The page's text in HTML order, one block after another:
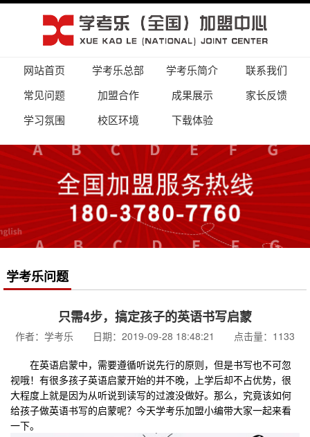
网站首页 学考乐总部 学考乐简介
联系我们
常见问题
加盟合作 成果展示
家长反馈
学习氛围
校区环境 下载体验
学考乐问题
只需4步，搞定孩子的英语书写启蒙
作者：学考乐 日期：2019-09-28 18:48:21 点击量：1133
在英语启蒙中，需要遵循听说先行的原则，但是书写也不可忽
视哦！有很多孩子英语启蒙开始的并不晚，上学后却不占优势，很
大程度上就是因为从听说到读写的过渡没做好。那么，究竟该如何
给孩子做英语书写的启蒙呢？今天学考乐加盟小编带大家一起来看
一下。